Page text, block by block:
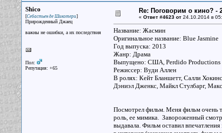
Shico
[Себастьен де Шикотери]
Прирожденный Джаец
важны не ошибки, а их последствия
Пол:
Репутация: +65
Re: Поговорим о кино? -
« Ответ #4623 от24.10.2014 в
Название: Жасмин
Оригинальное название: Blue Jasmine
Год выпуска: 2013
Жанр: Драма
Выпущено: США, Perdido Productions
Режиссер: Вуди Аллен
В ролях: Кейт Бланшетт, Салли
Дэниэл Дженкс, Майкл Стулбарг,
Посмотрел фильм. Меня фильм очень
роль, ее мимика. Завороженный
выдавала. Фильм оставил